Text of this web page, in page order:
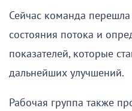
Сейчас команда перешла
состояния потока и
показателей, которые
дальнейших улучшений.
Рабочая группа также